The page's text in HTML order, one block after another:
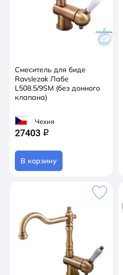
Смеситель для биде
Ravslezak Лабе
L508.5/9SM (без донного
клапана)
Чехия
27403 q
В корзину